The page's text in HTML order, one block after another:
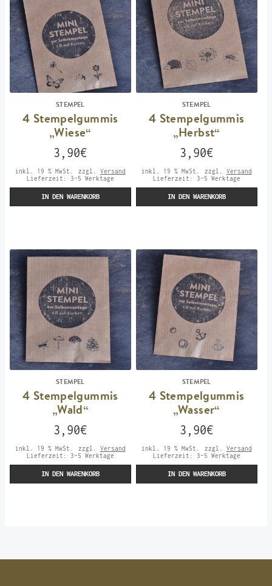
STEMPEL
4 Stempelgummis
„Wiese“
3,90€
inkl. 19 % MwSt. zzgl. Versand
Lieferzeit: 3-5 Werktage
IN DEN WARENKORB
STEMPEL
4 Stempelgummis
„Herbst“
3,90€
inkl. 19 % MwSt. zzgl. Versand
Lieferzeit:
3-5 Werktage
IN DEN WARENKORB
STEMPEL
4 Stempelgummis
„Wald“
3,90€
inkl. 19 % MwSt. zzgl. Versand
Lieferzeit: 3-5 Werktage
IN DEN WARENKORB
STEMPEL
4 Stempelgummis
„Wasser“
3,90€
inkl. 19 % MwSt. zzgl. Versand
Lieferzeit:
3-5 Werktage
IN DEN WARENKORB